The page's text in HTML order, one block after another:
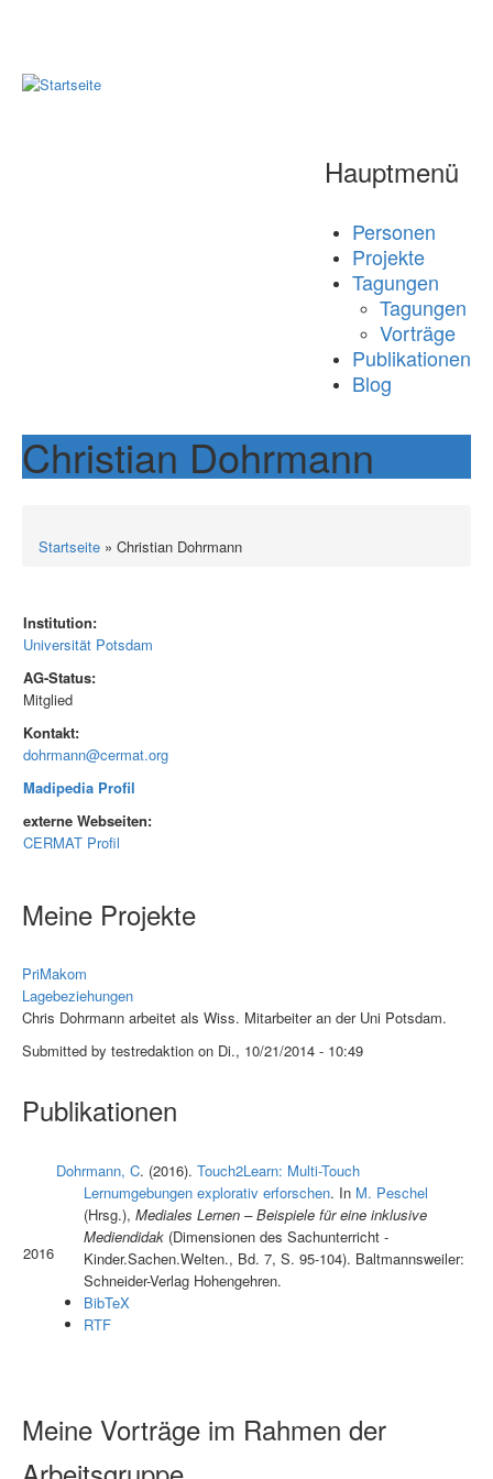
Hauptmenü
Personen
Projekte
Tagungen
Tagungen
Vorträge
Publikationen
Blog
Christian Dohrmann
Startseite » Christian Dohrmann
Institution:
Universität Potsdam
AG-Status:
Mitglied
Kontakt:
dohrmann@cermat.org
Madipedia Profil
externe Webseiten:
CERMAT Profil
Meine Projekte
PriMakom
Lagebeziehungen
Chris Dohrmann arbeitet als Wiss. Mitarbeiter an der Uni Potsdam.
Submitted by testredaktion on Di., 10/21/2014 - 10:49
Publikationen
2016
Dohrmann, C. (2016). Touch2Learn: Multi-Touch
Lernumgebungen explorativ erforschen. In M. Peschel
(Hrsg.), Mediales Lernen – Beispiele für eine inklusive
Mediendidak (Dimensionen des Sachunterricht -
Kinder.Sachen.Welten., Bd. 7, S. 95-104). Baltmannsweiler:
Schneider-Verlag Hohengehren.
BibTeX
RTF
Meine Vorträge im Rahmen der